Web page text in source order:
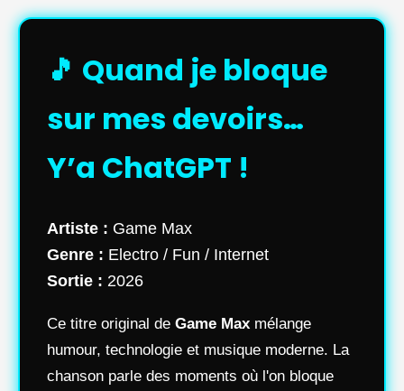
🎵 Quand je bloque
sur mes devoirs…
Y’a ChatGPT !
Artiste : Game Max
Genre : Electro / Fun / Internet
Sortie : 2026
Ce titre original de Game Max mélange
humour, technologie et musique moderne. La
chanson parle des moments où l'on bloque